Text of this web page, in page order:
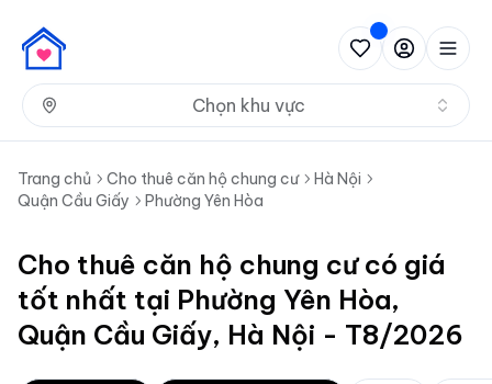
Chọn khu vực
Trang chủ Cho thuê căn hộ chung cư
Hà Nội
Quận Cầu Giấy
Phường Yên Hòa
Cho thuê căn hộ chung cư có giá
tốt nhất tại Phường Yên Hòa,
Quận Cầu Giấy, Hà Nội - T8/2026